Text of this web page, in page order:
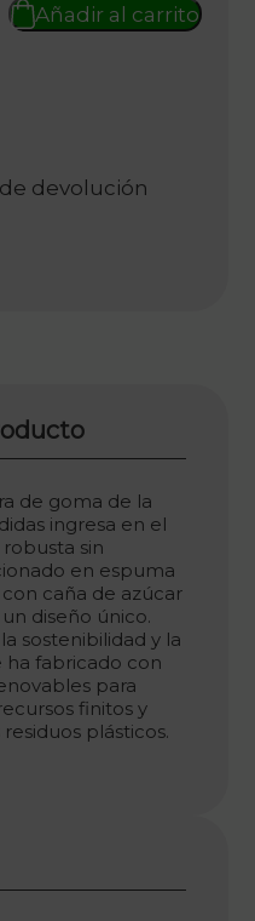
Añadir al carrito
devolución
de goma de la
ingresa en el
sin
en espuma
caña de azúcar
diseño único.
sostenibilidad y la
ha fabricado con
para
finitos y
plásticos.